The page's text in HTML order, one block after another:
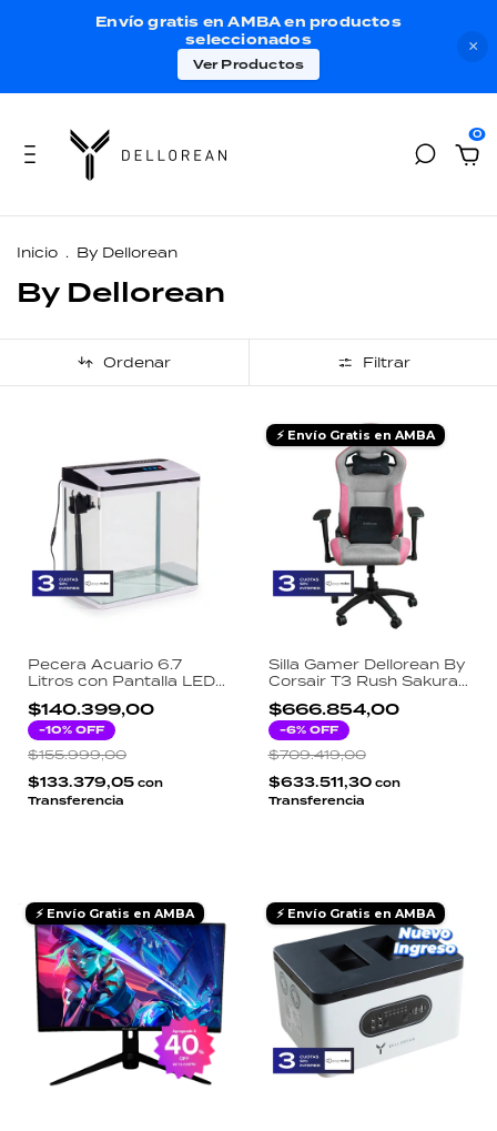
×
Envío gratis en AMBA en productos
seleccionados
Ver Productos
0
Inicio . By Dellorean
By Dellorean
Ordenar Filtrar
Pecera Acuario 6.7
Litros con Pantalla LED y
Sensor de Temperatura
$140.399,00
-10% OFF
$155.999,00
$133.379,05 con
Transferencia
⚡ Envío Gratis en AMBA
Silla Gamer Dellorean By
Corsair T3 Rush Sakura
Tela 4D Reclinable 120kg
- Gris y Rosa
$666.854,00
-6% OFF
$709.419,00
$633.511,30 con
Transferencia
⚡ Envío Gratis en AMBA ⚡ Envío Gratis en AMBA